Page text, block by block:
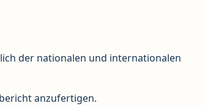
der nationalen und internationalen
anzufertigen.